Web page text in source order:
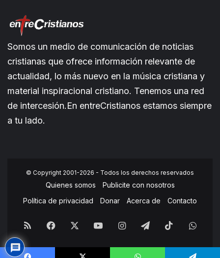
Somos un medio de comunicación de noticias
cristianas que ofrece información relevante de
actualidad, lo más nuevo en la música cristiana y
material inspiracional cristiano. Tenemos una red
de intercesión.En entreCristianos estamos siempre
a tu lado.
© Copyright 2001-2026 - Todos los derechos reservados
Quienes somos
Publicite con nosotros
Política de privacidad
Donar Acerca de Contacto
RSS Facebook YouTubeInstagramTelegramTikTok